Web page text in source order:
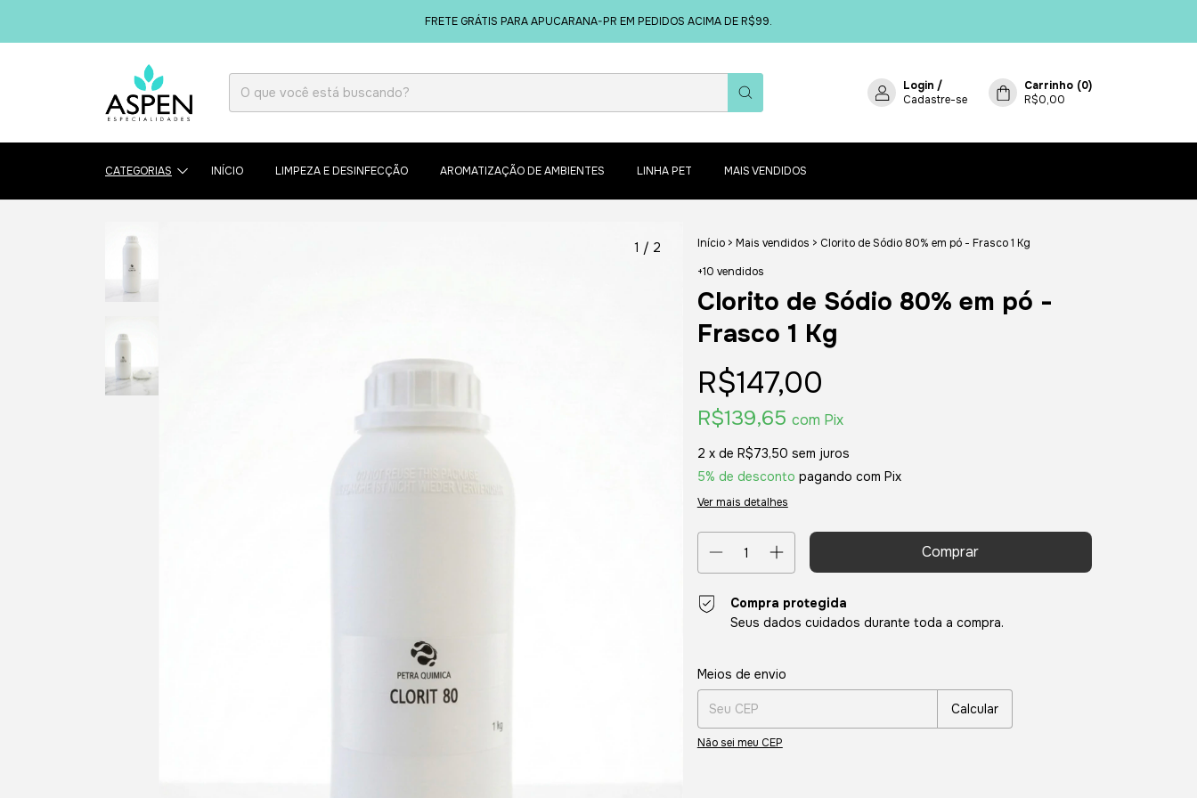
FRETE GRÁTIS PARA APUCARANA-PR EM PEDIDOS ACIMA DE R$99.
Login /
Cadastre-se
Carrinho (0)
R$0,00
CATEGORIAS INÍCIO LIMPEZA E DESINFECÇÃO AROMATIZAÇÃO DE AMBIENTES LINHA PET MAIS VENDIDOS
1 / 2 Início > Mais vendidos > Clorito de Sódio 80% em pó - Frasco 1 Kg
+10 vendidos
Clorito de Sódio 80% em pó -
Frasco 1 Kg
R$147,00
R$139,65 com Pix
2 x de R$73,50 sem juros
5% de desconto pagando com Pix
Ver mais detalhes
Compra protegida
Seus dados cuidados durante toda a compra.
Entregas para o CEP:
Meios de envio
Calcular
Não sei meu CEP